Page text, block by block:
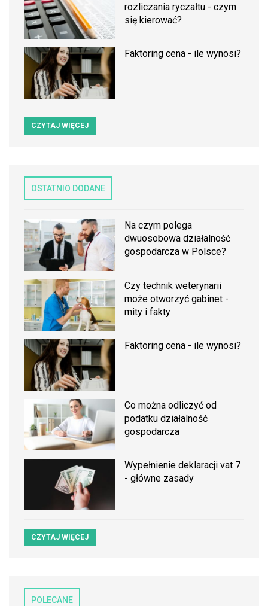
rozliczania ryczałtu - czym
się kierować?
Faktoring cena - ile wynosi?
CZYTAJ WIĘCEJ
OSTATNIO DODANE
Na czym polega
dwuosobowa działalność
gospodarcza w Polsce?
Czy technik weterynarii
może otworzyć gabinet -
mity i fakty
Faktoring cena - ile wynosi?
Co można odliczyć od
podatku działalność
gospodarcza
Wypełnienie deklaracji vat 7
- główne zasady
CZYTAJ WIĘCEJ
POLECANE